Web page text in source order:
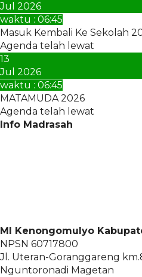
Jul 2026
waktu : 06:45
Masuk Kembali Ke Sekolah
Agenda telah lewat
13
Jul 2026
waktu : 06:45
MATAMUDA 2026
Agenda telah lewat
Info Madrasah
MI Kenongomulyo
NPSN 60717800
Jl. Uteran-Goranggareng
Nguntoronadi Magetan